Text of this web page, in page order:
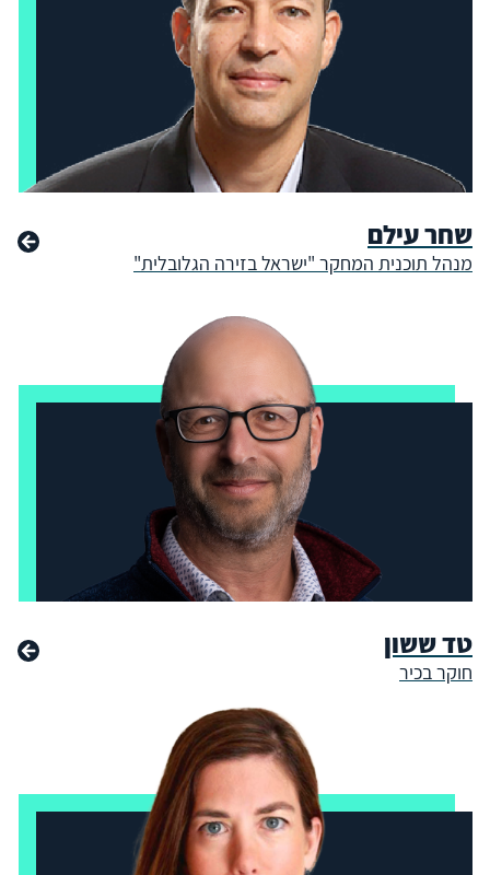
שחר עילם
מנהל תוכנית המחקר "ישראל בזירה הגלובלית"
טד ששון
חוקר בכיר